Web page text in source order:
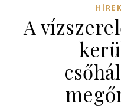
HÍREK
A